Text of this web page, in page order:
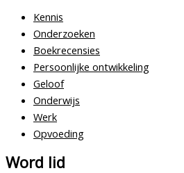
Kennis
Onderzoeken
Boekrecensies
Persoonlijke ontwikkeling
Geloof
Onderwijs
Werk
Opvoeding
Word lid